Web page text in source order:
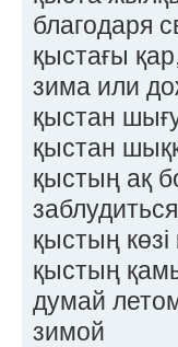
благодаря
қыстағы
зима или
қыстан
қыстан
қыстың ақ
қыстың
қыстың
думай
зимой